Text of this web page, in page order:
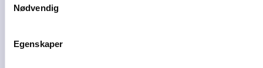
Nødvendig
Egenskaper